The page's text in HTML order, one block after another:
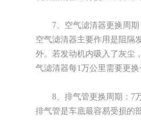
7、空气滤清器更换周期
空气滤清器主要作用是阻隔
外。若发动机内吸入了灰尘
气滤清器每1万公里需要更
8、排气管更换周期：7
排气管是车底最容易受损的